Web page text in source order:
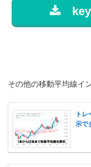
その他の移動平均線イ
ト
示で